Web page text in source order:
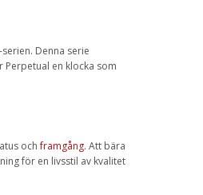
Denna serie
Perpetual en klocka som
ochframgång. Att bära
för en livsstil av kvalitet